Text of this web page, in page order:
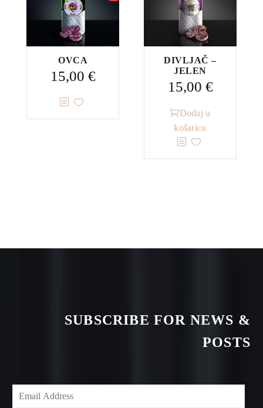
OVCA
15,00 €
DIVLJAČ –
JELEN
15,00 €
Dodaj u
košaricu
SUBSCRIBE FOR NEWS &
POSTS